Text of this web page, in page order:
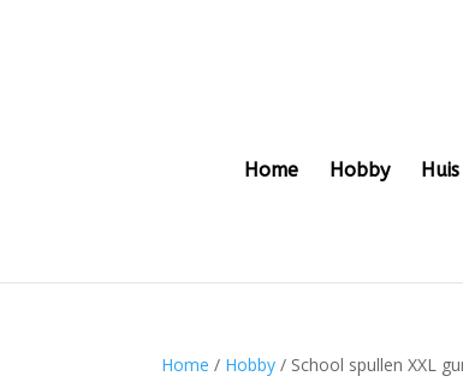
Home Hobby
Home / Hobby / School spullen XXL